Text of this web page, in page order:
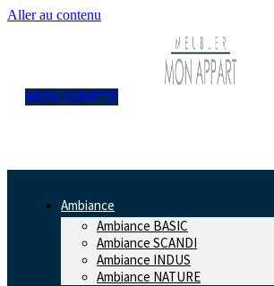
Aller au contenu
MON COMPTE
Ambiance
Ambiance BASIC
Ambiance SCANDI
Ambiance INDUS
Ambiance NATURE